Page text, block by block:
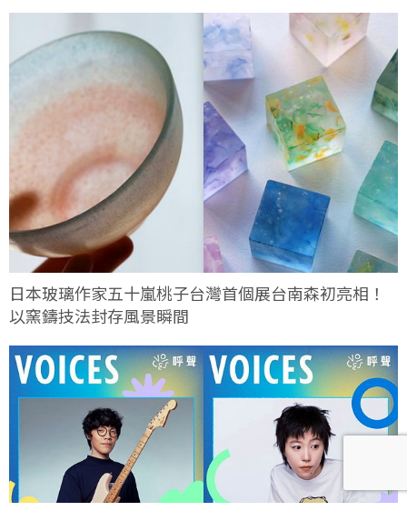
日本玻璃作家五十嵐桃子台灣首個展台南森初亮相！
以窯鑄技法封存風景瞬間